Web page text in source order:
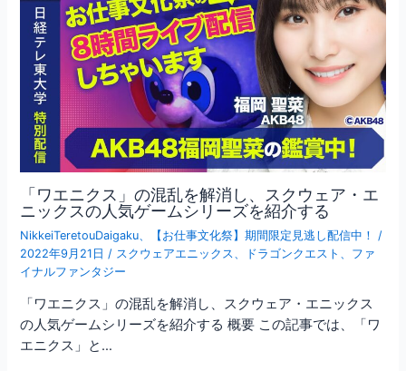
「ワエニクス」の混乱を解消し、スクウェア・エ
ニックスの人気ゲームシリーズを紹介する
NikkeiTeretouDaigaku 【お仕事文化祭】期間限定見逃し配信中！
/
2022年9月21日 / スクウェアエニックス ドラゴンクエスト
ファ
イナルファンタジー
「ワエニクス」の混乱を解消し、スクウェア・エニックス
の人気ゲームシリーズを紹介する 概要 この記事では、「ワ
エニクス」と…